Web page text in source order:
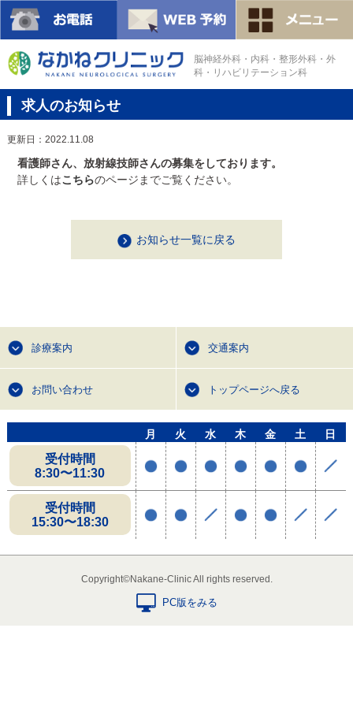
脳神経外科・内科・整形外科・外
科・リハビリテーション科
求人のお知らせ
更新日：2022.11.08
看護師さん、放射線技師さんの募集をしております。
詳しくはこちらのページまでご覧ください。
お知らせ一覧に戻る
診療案内 交通案内
お問い合わせ トップページへ戻る
月 火 水 木 金 土 日
受付時間
8:30〜11:30
受付時間
15:30〜18:30
Copyright©Nakane-Clinic All rights reserved.
PC版をみる